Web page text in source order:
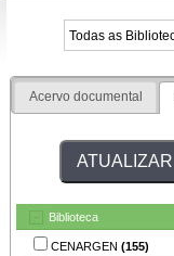
Acervo documental
Biblioteca
CENARGEN (155)